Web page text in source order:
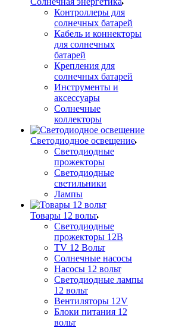
Контроллеры для
солнечных батарей
Кабель и коннекторы
для солнечных
батарей
Крепления для
солнечных батарей
Инструменты и
аксессуары
Солнечные
коллекторы
Светодиодное освещение
Светодиодные
прожекторы
Светодиодные
светильники
Лампы
Товары 12 вольт
Светодиодные
прожекторы 12В
TV 12 Вольт
Солнечные насосы
Насосы 12 вольт
Светодиодные лампы
12 вольт
Вентиляторы 12V
Блоки питания 12
вольт